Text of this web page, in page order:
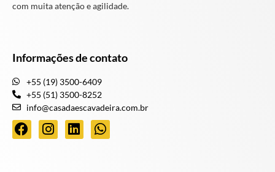
com muita atenção e agilidade.
Informações de contato
+55 (19) 3500-6409
+55 (51) 3500-8252
info@casadaescavadeira.com.br